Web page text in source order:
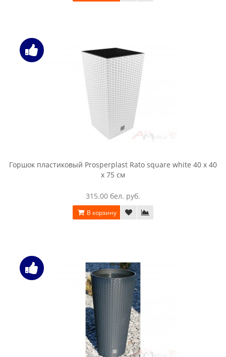
Горшок пластиковый Prosperplast Rato square white 40 x 40
x 75 см
315.00 бел. руб.
В корзину